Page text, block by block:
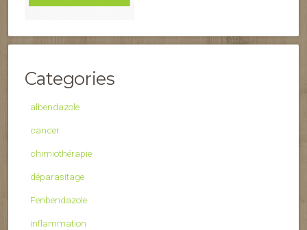
Categories
albendazole
cancer
chimiothérapie
déparasitage
Fenbendazole
inflammation